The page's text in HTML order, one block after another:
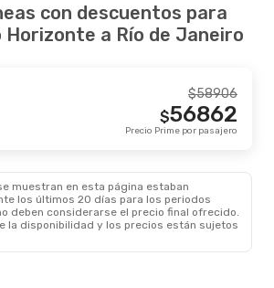
con descuentos para
Horizonte a Río de Janeiro
58906
$
56862
$
Precio Prime por pasajero
muestran en esta página estaban
los últimos 20 días para los periodos
deben considerarse el precio final ofrecido.
la disponibilidad y los precios están sujetos